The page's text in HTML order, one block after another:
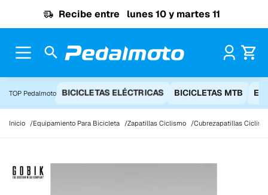
Recibe entre lunes 10 y martes 11
TOP Pedalmoto BICICLETAS ELÉCTRICAS BICICLETAS MTB
Inicio Equipamiento Para Bicicleta Zapatillas Ciclismo Cubrezapatillas